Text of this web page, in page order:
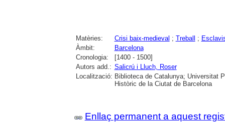
Matèries: Crisi baix-medieval ; Treball ;
Àmbit:
Barcelona
Cronologia:
[1400 - 1500]
Autors add.: Salicrú i Lluch, Roser
Localització: Biblioteca de Catalunya; Universitat
Històric de la Ciutat de Barcelona
Enllaç permanent a aquest